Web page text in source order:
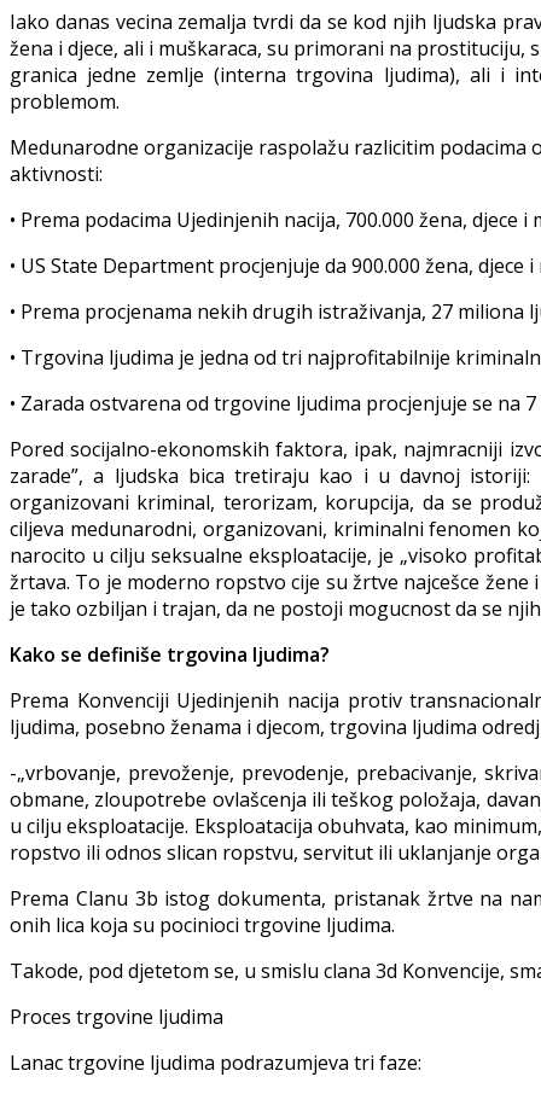
Iako danas vecina zemalja tvrdi da se kod njih ljudska
žena i djece, ali i muškaraca, su primorani na
granica jedne zemlje (interna trgovina ljudima), ali i
problemom.
Medunarodne organizacije raspolažu razlicitim
aktivnosti:
• Prema podacima Ujedinjenih nacija, 700.000 žena,
• US State Department procjenjuje da 900.000 žena,
• Prema procjenama nekih drugih istraživanja, 27 miliona
• Trgovina ljudima je jedna od tri najprofitabilnije
• Zarada ostvarena od trgovine ljudima procjenjuje se na
Pored socijalno-ekonomskih faktora, ipak, najmracniji
zarade”, a ljudska bica tretiraju kao i u davnoj
organizovani kriminal, terorizam, korupcija, da se
ciljeva medunarodni, organizovani, kriminalni fenomen
narocito u cilju seksualne eksploatacije, je „visoko
žrtava. To je moderno ropstvo cije su žrtve najcešce
je tako ozbiljan i trajan, da ne postoji mogucnost da se
Kako se definiše trgovina ljudima?
Prema Konvenciji Ujedinjenih nacija protiv
ljudima, posebno ženama i djecom, trgovina ljudima
-„vrbovanje, prevoženje, prevodenje, prebacivanje,
obmane, zloupotrebe ovlašcenja ili teškog položaja,
u cilju eksploatacije. Eksploatacija obuhvata, kao
ropstvo ili odnos slican ropstvu, servitut ili uklanjanje
Prema Clanu 3b istog dokumenta, pristanak žrtve na
onih lica koja su pocinioci trgovine ljudima.
Takode, pod djetetom se, u smislu clana 3d Konvencije,
Proces trgovine ljudima
Lanac trgovine ljudima podrazumjeva tri faze: